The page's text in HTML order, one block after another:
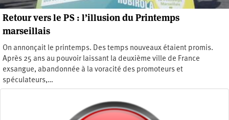
Retour vers le PS : l’illusion du Printemps
marseillais
On annonçait le printemps. Des temps nouveaux étaient promis.
Après 25 ans au pouvoir laissant la deuxième ville de France
exsangue, abandonnée à la voracité des promoteurs et
spéculateurs,…